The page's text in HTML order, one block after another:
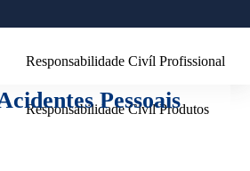
Responsabilidade Civíl Profissional
Responsabilidade Civil Produtos
Pessoais